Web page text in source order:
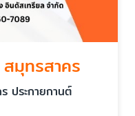
มุทรสาคร
ประกายกานต์